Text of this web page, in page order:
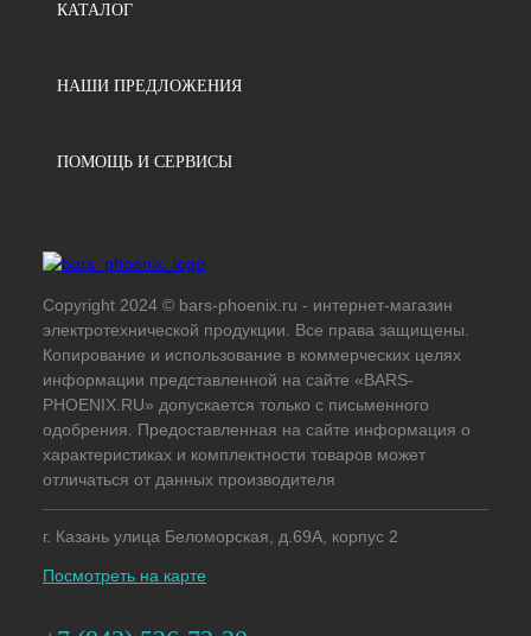
КАТАЛОГ
НАШИ ПРЕДЛОЖЕНИЯ
ПОМОЩЬ И СЕРВИСЫ
Copyright 2024 © bars-phoenix.ru - интернет-магазин
электротехнической продукции. Все права защищены.
Копирование и использование в коммерческих целях
информации представленной на сайте «BARS-
PHOENIX.RU» допускается только с письменного
одобрения. Предоставленная на сайте информация о
характеристиках и комплектности товаров может
отличаться от данных производителя
г. Казань улица Беломорская, д.69А, корпус 2
Посмотреть на карте